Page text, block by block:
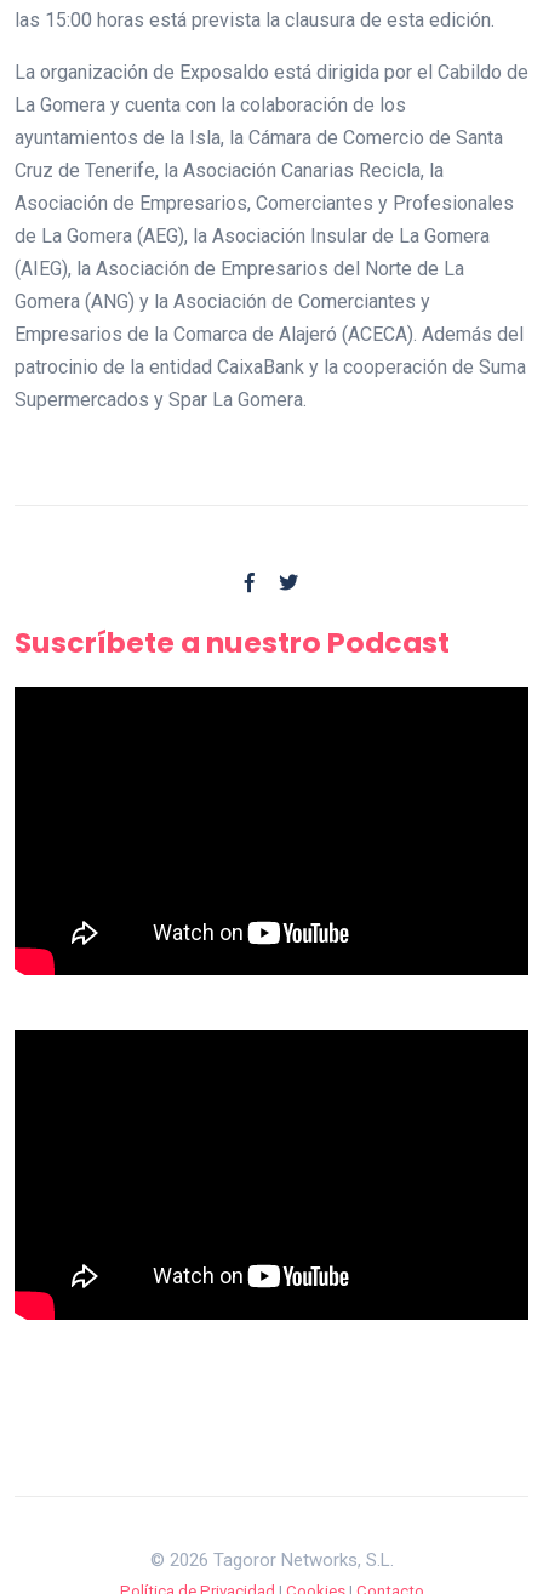
las 15:00 horas está prevista la clausura de esta edición.
La organización de Exposaldo está dirigida por el Cabildo de
La Gomera y cuenta con la colaboración de los
ayuntamientos de la Isla, la Cámara de Comercio de Santa
Cruz de Tenerife, la Asociación Canarias Recicla, la
Asociación de Empresarios, Comerciantes y Profesionales
de La Gomera (AEG), la Asociación Insular de La Gomera
(AIEG), la Asociación de Empresarios del Norte de La
Gomera (ANG) y la Asociación de Comerciantes y
Empresarios de la Comarca de Alajeró (ACECA). Además del
patrocinio de la entidad CaixaBank y la cooperación de Suma
Supermercados y Spar La Gomera.
Suscríbete a nuestro Podcast
© 2026 Tagoror Networks, S.L.